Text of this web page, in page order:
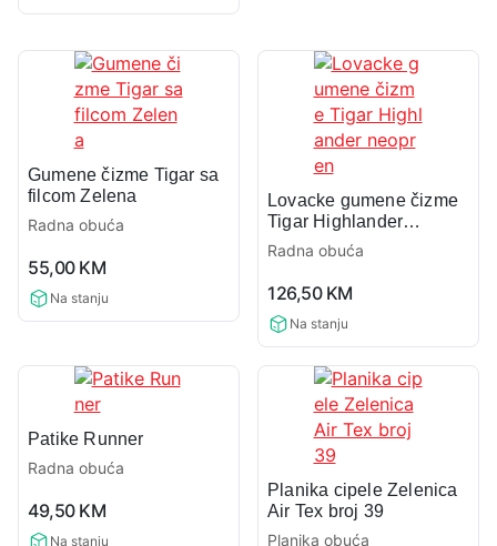
Gumene čizme Tigar sa
filcom Zelena
Radna obuća
rating
55,00 KM
Na stanju
Lovacke gumene čizme
Tigar Highlander
neopren
Radna obuća
rating
126,50 KM
Na stanju
Patike Runner
Radna obuća
rating
49,50 KM
Na stanju
Planika cipele Zelenica
Air Tex broj 39
Planika obuća